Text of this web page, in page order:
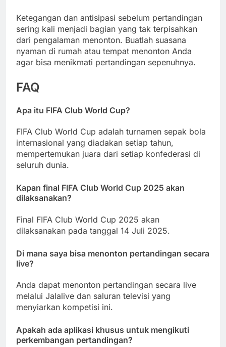
Ketegangan dan antisipasi sebelum pertandingan
sering kali menjadi bagian yang tak terpisahkan
dari pengalaman menonton. Buatlah suasana
nyaman di rumah atau tempat menonton Anda
agar bisa menikmati pertandingan sepenuhnya.
FAQ
Apa itu FIFA Club World Cup?
FIFA Club World Cup adalah turnamen sepak bola
internasional yang diadakan setiap tahun,
mempertemukan juara dari setiap konfederasi di
seluruh dunia.
Kapan final FIFA Club World Cup 2025 akan
dilaksanakan?
Final FIFA Club World Cup 2025 akan
dilaksanakan pada tanggal 14 Juli 2025.
Di mana saya bisa menonton pertandingan secara
live?
Anda dapat menonton pertandingan secara live
melalui Jalalive dan saluran televisi yang
menyiarkan kompetisi ini.
Apakah ada aplikasi khusus untuk mengikuti
perkembangan pertandingan?